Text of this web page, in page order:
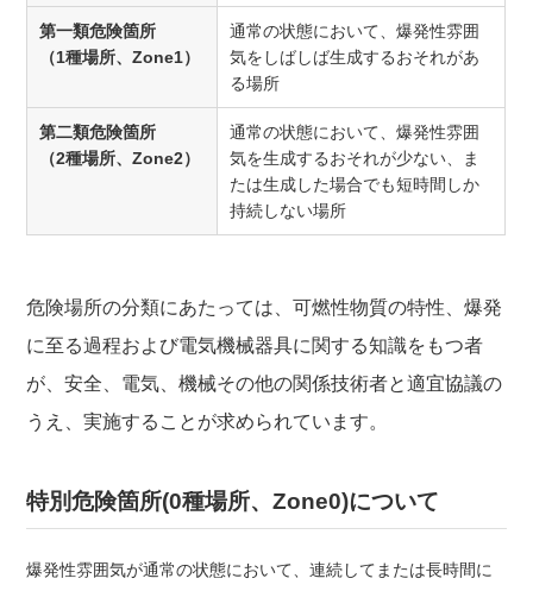
第一類危険箇所
（1種場所、Zone1）
通常の状態において、爆発性雰囲
気をしばしば生成するおそれがあ
る場所
第二類危険箇所
（2種場所、Zone2）
通常の状態において、爆発性雰囲
気を生成するおそれが少ない、ま
たは生成した場合でも短時間しか
持続しない場所
危険場所の分類にあたっては、可燃性物質の特性、爆発
に至る過程および電気機械器具に関する知識をもつ者
が、安全、電気、機械その他の関係技術者と適宜協議の
うえ、実施することが求められています。
特別危険箇所(0種場所、Zone0)について
爆発性雰囲気が通常の状態において、連続してまたは長時間に